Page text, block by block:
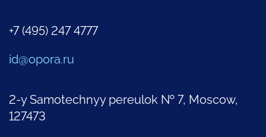
+7 (495) 247 4777
id@opora.ru
2-y Samotechnyy pereulok № 7, Moscow,
127473